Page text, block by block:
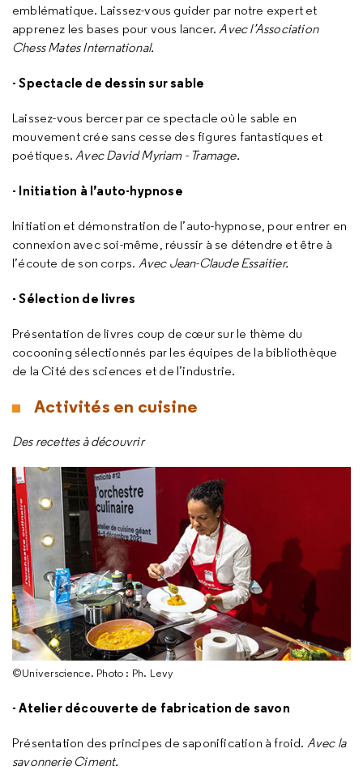
emblématique. Laissez-vous guider par notre expert et
apprenez les bases pour vous lancer.Avec l’Association
Chess Mates International.
- Spectacle de dessin sur sable
Laissez-vous bercer par ce spectacle où le sable en
mouvement crée sans cesse des figures fantastiques et
poétiques.Avec David Myriam - Tramage.
- Initiation à l’auto-hypnose
Initiation et démonstration de l’auto-hypnose, pour entrer en
connexion avec soi-même, réussir à se détendre et être à
l’écoute de son corps. Avec Jean-Claude Essaitier.
- Sélection de livres
Présentation de livres coup de cœur sur le thème du
cocooning sélectionnés par les équipes de la bibliothèque
de la Cité des sciences et de l’industrie.
Activités en cuisine
Des recettes à découvrir
©Universcience. Photo : Ph. Levy
- Atelier découverte de fabrication de savon
Présentation des principes de saponification à froid. Avec la
savonnerie Ciment.